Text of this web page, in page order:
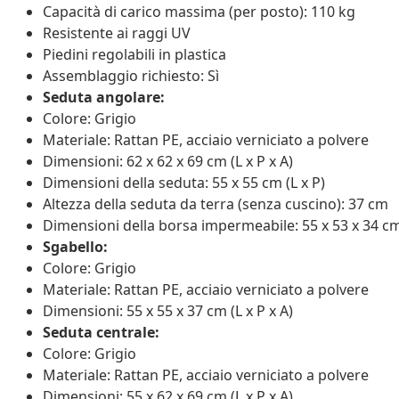
Capacità di carico massima (per posto): 110 kg
Resistente ai raggi UV
Piedini regolabili in plastica
Assemblaggio richiesto: Sì
Seduta angolare:
Colore: Grigio
Materiale: Rattan PE, acciaio verniciato a polvere
Dimensioni: 62 x 62 x 69 cm (L x P x A)
Dimensioni della seduta: 55 x 55 cm (L x P)
Altezza della seduta da terra (senza cuscino): 37 cm
Dimensioni della borsa impermeabile: 55 x 53 x 34
Sgabello:
Colore: Grigio
Materiale: Rattan PE, acciaio verniciato a polvere
Dimensioni: 55 x 55 x 37 cm (L x P x A)
Seduta centrale:
Colore: Grigio
Materiale: Rattan PE, acciaio verniciato a polvere